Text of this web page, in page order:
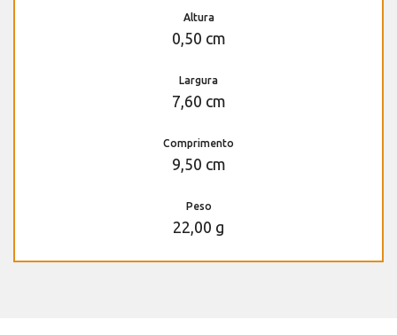
Altura
0,50 cm
Largura
7,60 cm
Comprimento
9,50 cm
Peso
22,00 g